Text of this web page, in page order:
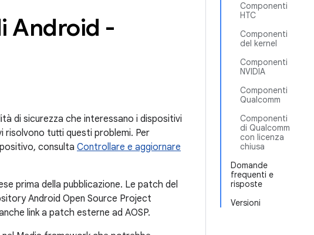
Componenti
HTC
Componenti
del kernel
Componenti
NVIDIA
Componenti
Qualcomm
Componenti
di Qualcomm
con licenza
chiusa
Domande
frequenti e
risposte
Versioni
Android -
di sicurezza che interessano i dispositivi
risolvono tutti questi problemi. Per
consulta Controllare e aggiornare
prima della pubblicazione. Le patch del
Android Open Source Project
link a patch esterne ad AOSP.